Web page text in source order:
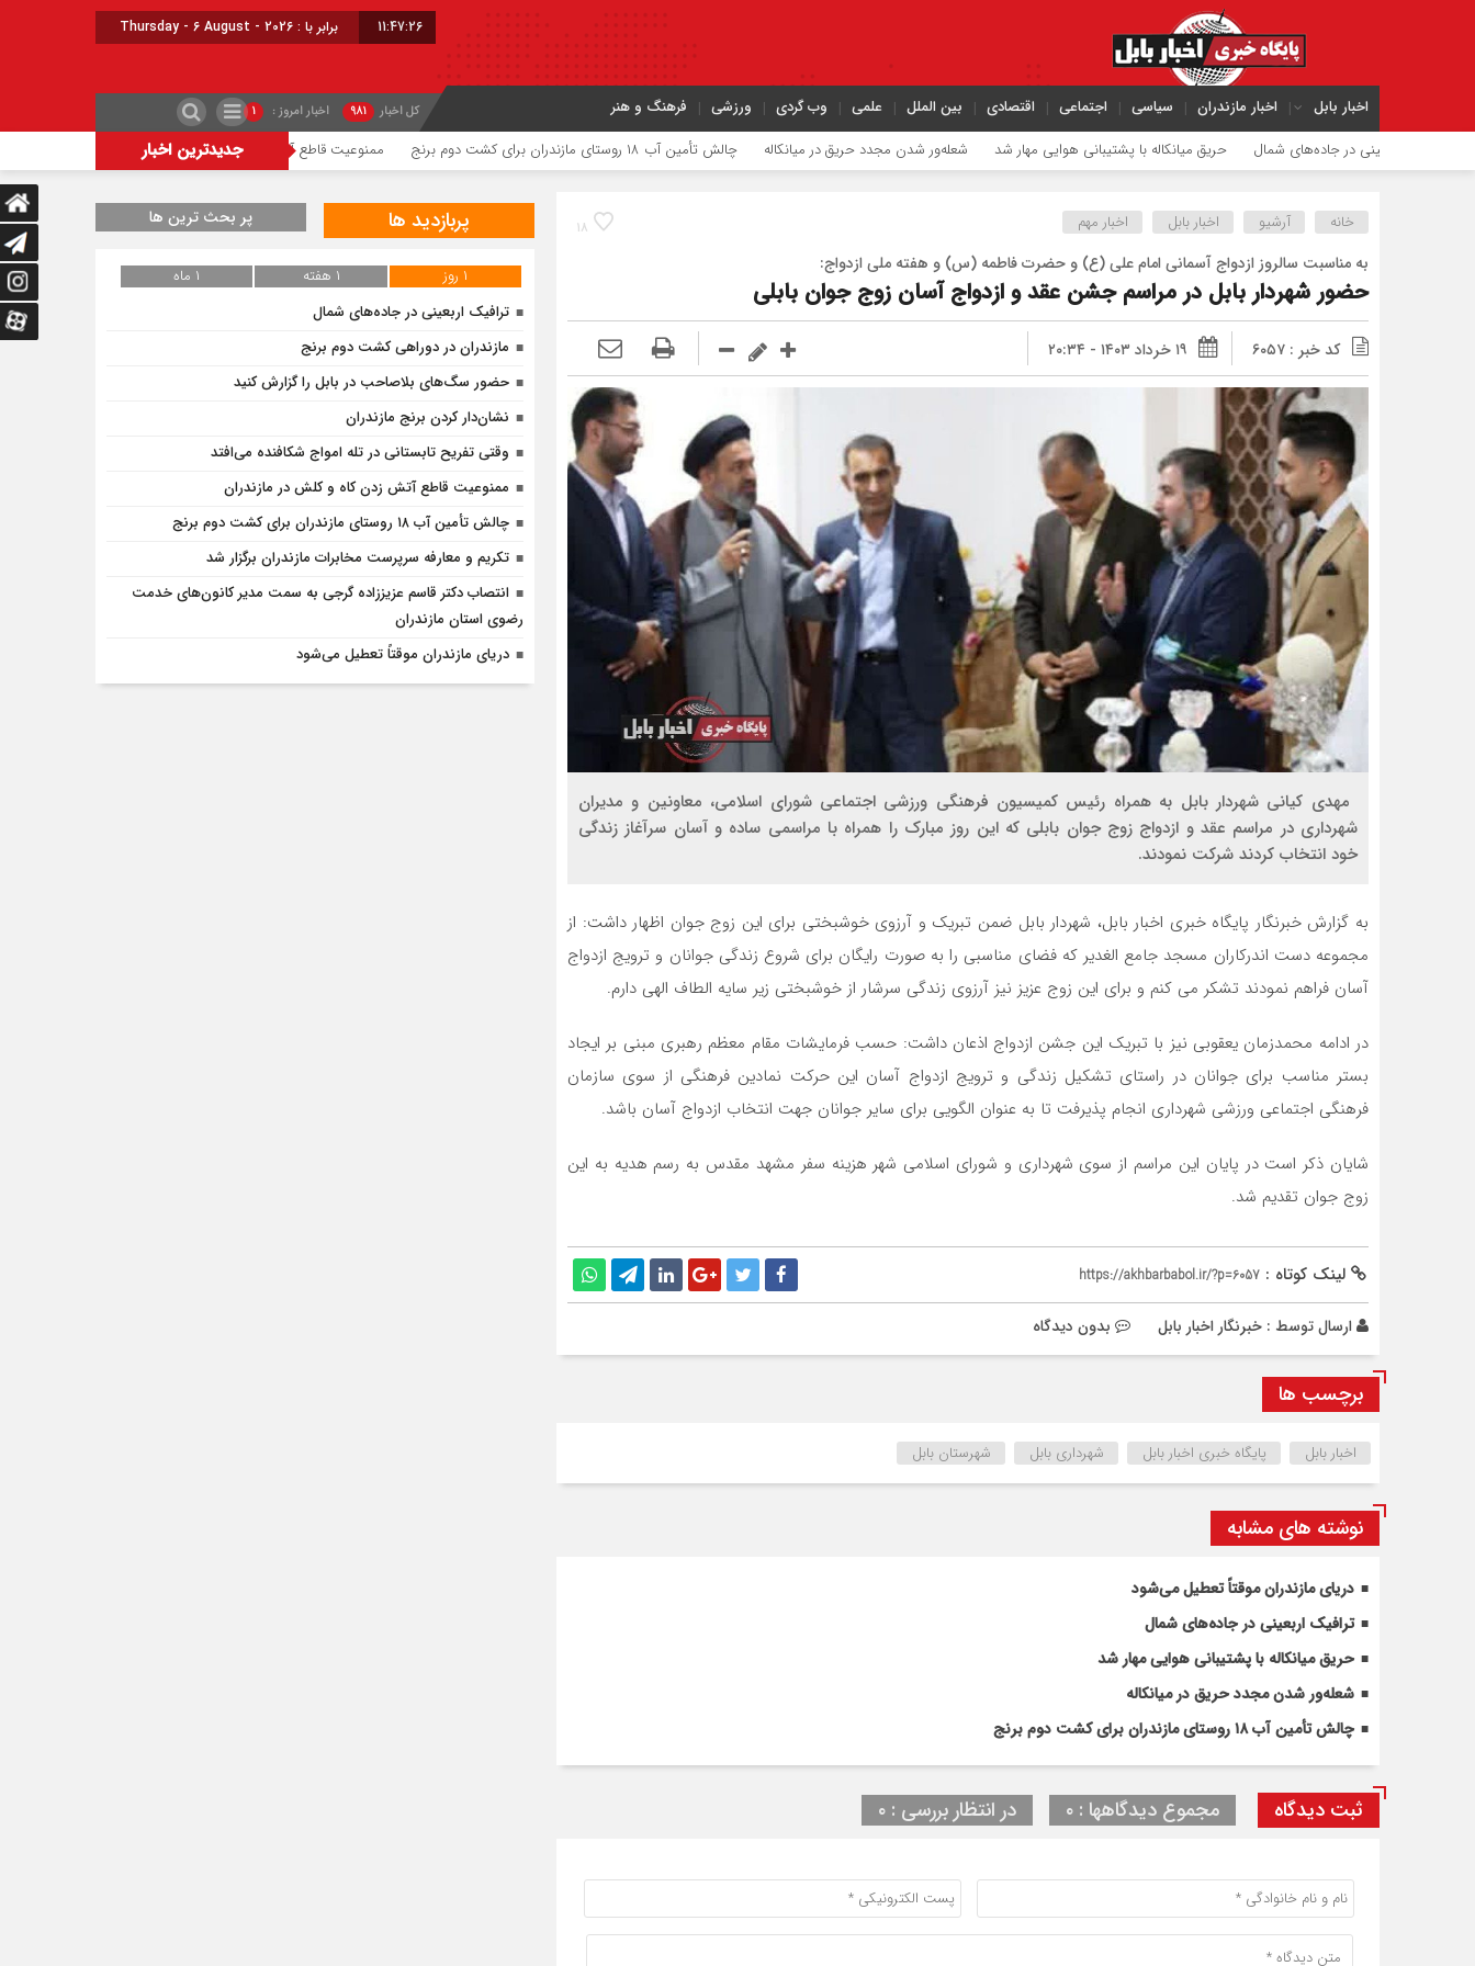
11:47:26 امروز : پنج شنبه - ۱۵ مرداد - ۱۴۰۵
اخبار بابل اخبار مازندران سیاسی اجتماعی اقتصادی بین الملل علمی وب گردی ورزشی فرهنگ و هنر کل اخبار ۹۸۱ اخبار امروز : ۱
جدیدترین اخبار اربعینی در جاده‌های شمال حریق میانکاله با پشتیبانی هوایی مهار شد شعله‌ور شدن مجدد حریق در میانکاله چالش تأمین آب ۱۸ روستای مازندران برای کشت دوم برنج ممنوعیت قاطع آتش زدن کاه و کلش در مازندران
۱۸ خانه آرشیو اخبار بابل اخبار مهم
به مناسبت سالروز ازدواج آسمانی امام علی (ع) و حضرت فاطمه (س) و هفته ملی ازدواج:
حضور شهردار بابل در مراسم جشن عقد و ازدواج آسان زوج جوان بابلی
کد خبر : ۶۰۵۷ ۱۹ خرداد ۱۴۰۳ - ۲۰:۳۴
‍ مهدی کیانی شهردار بابل به همراه رئیس کمیسیون فرهنگی ورزشی اجتماعی شورای اسلامی، معاونین و مدیران
شهرداری در مراسم عقد و ازدواج زوج جوان بابلی که این روز مبارک را همراه با مراسمی ساده و آسان سرآغاز زندگی
خود انتخاب کردند شرکت نمودند.
به گزارش خبرنگار پایگاه خبری اخبار بابل، شهردار بابل ضمن تبریک و آرزوی خوشبختی برای این زوج جوان اظهار داشت: از
مجموعه دست اندرکاران مسجد جامع الغدیر که فضای مناسبی را به صورت رایگان برای شروع زندگی جوانان و ترویج ازدواج
آسان فراهم نمودند تشکر می کنم و برای این زوج عزیز نیز آرزوی زندگی سرشار از خوشبختی زیر سایه الطاف الهی دارم.
در ادامه محمدزمان یعقوبی نیز با تبریک این جشن ازدواج اذعان داشت: حسب فرمایشات مقام معظم رهبری مبنی بر ایجاد
بستر مناسب برای جوانان در راستای تشکیل زندگی و ترویج ازدواج آسان این حرکت نمادین فرهنگی از سوی سازمان
فرهنگی اجتماعی ورزشی شهرداری انجام پذیرفت تا به عنوان الگویی برای سایر جوانان جهت انتخاب ازدواج آسان باشد.
شایان ذکر است در پایان این مراسم از سوی شهرداری و شورای اسلامی شهر هزینه سفر مشهد مقدس به رسم هدیه به این
زوج جوان تقدیم شد.
لینک کوتاه : https://akhbarbabol.ir/?p=6057
ارسال توسط : خبرنگار اخبار بابل بدون دیدگاه
برچسب ها
اخبار بابل پایگاه خبری اخبار بابل شهرداری بابل شهرستان بابل
نوشته های مشابه
دریای مازندران موقتاً تعطیل می‌شود
ترافیک اربعینی در جاده‌های شمال
حریق میانکاله با پشتیبانی هوایی مهار شد
شعله‌ور شدن مجدد حریق در میانکاله
چالش تأمین آب ۱۸ روستای مازندران برای کشت دوم برنج
ثبت دیدگاه مجموع دیدگاهها : ۰ در انتظار بررسی : ۰
پربازدید ها پر بحث ترین ها
۱ روز ۱ هفته
۱ ماه
ترافیک اربعینی در جاده‌های شمال
مازندران در دوراهی کشت دوم برنج
حضور سگ‌های بلاصاحب در بابل را ‌گزارش کنید
نشان‌دار کردن برنج مازندران
وقتی تفریح تابستانی در تله امواج شکافنده می‌افتد
ممنوعیت قاطع آتش زدن کاه و کلش در مازندران
چالش تأمین آب ۱۸ روستای مازندران برای کشت دوم برنج
تکریم و معارفه سرپرست مخابرات مازندران برگزار شد
انتصاب دکتر قاسم عزیززاده گرجی به سمت مدیر کانون‌های خدمت
رضوی استان مازندران
دریای مازندران موقتاً تعطیل می‌شود